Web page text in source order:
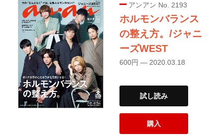
アンアン No. 2193
ホルモンバランス
の整え方。/ジャニ
ーズWEST
600円 — 2020.03.18
試し読み
購入